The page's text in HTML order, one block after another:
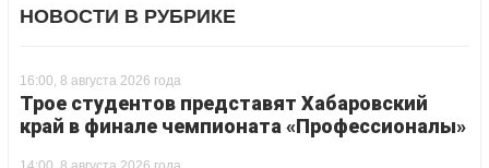
НОВОСТИ В РУБРИКЕ
16:00, 8 августа 2026 года
Трое студентов представят Хабаровский
край в финале чемпионата «Профессионалы»